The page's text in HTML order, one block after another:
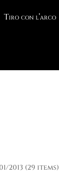
Tiro con l’arco
2013 (29 items)